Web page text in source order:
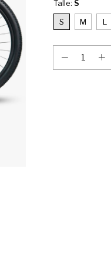
Talle: S
S
M L